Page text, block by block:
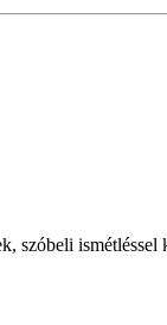
ismétléssel